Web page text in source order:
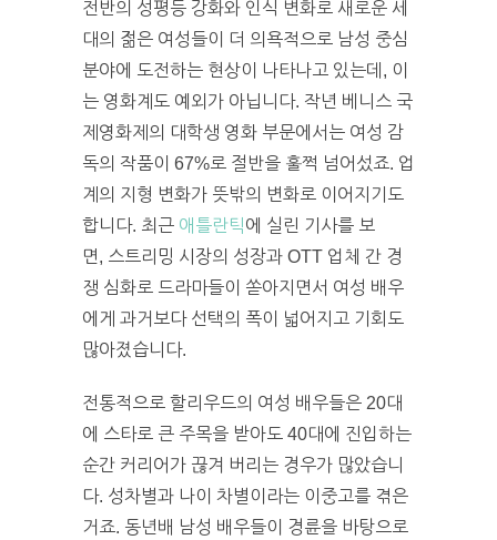
전반의 성평등 강화와 인식 변화로 새로운 세
대의 젊은 여성들이 더 의욕적으로 남성 중심
분야에 도전하는 현상이 나타나고 있는데, 이
는 영화계도 예외가 아닙니다. 작년 베니스 국
제영화제의 대학생 영화 부문에서는 여성 감
독의 작품이 67%로 절반을 훌쩍 넘어섰죠. 업
계의 지형 변화가 뜻밖의 변화로 이어지기도
합니다. 최근 애틀란틱에 실린 기사를 보
면, 스트리밍 시장의 성장과 OTT 업체 간 경
쟁 심화로 드라마들이 쏟아지면서 여성 배우
에게 과거보다 선택의 폭이 넓어지고 기회도
많아졌습니다.
전통적으로 할리우드의 여성 배우들은 20대
에 스타로 큰 주목을 받아도 40대에 진입하는
순간 커리어가 끊겨 버리는 경우가 많았습니
다. 성차별과 나이 차별이라는 이중고를 겪은
거죠. 동년배 남성 배우들이 경륜을 바탕으로